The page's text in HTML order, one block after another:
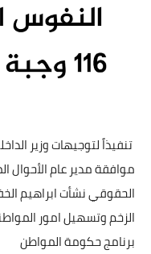
تنفيذاً لتوجيهات وزير
موافقة مدير عام الأحوال
الحقوقي نشأت ابراهيم
الزخم وتسهيل امور
برنامج حكومة المواطن